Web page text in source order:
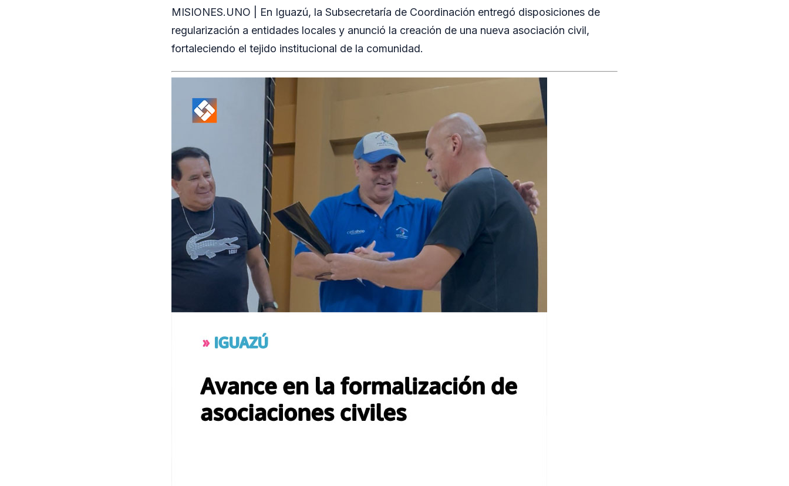
MISIONES.UNO | En Iguazú, la Subsecretaría de Coordinación entregó disposiciones de
regularización a entidades locales y anunció la creación de una nueva asociación civil,
fortaleciendo el tejido institucional de la comunidad.